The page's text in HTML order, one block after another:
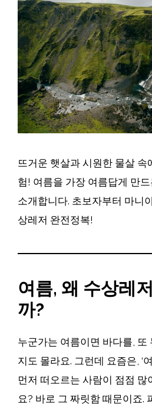
뜨거운 햇살과 시원한 물살 속
험! 여름을 가장 여름답게 만
소개합니다. 초보자부터 마니
상레저 완전정복!
여름, 왜 수상레
까?
누군가는 여름이면 바다를, 또
지도 몰라요. 그런데 요즘은, ‘
먼저 떠오르는 사람이 점점 많
요? 바로 그 짜릿함 때문이죠.